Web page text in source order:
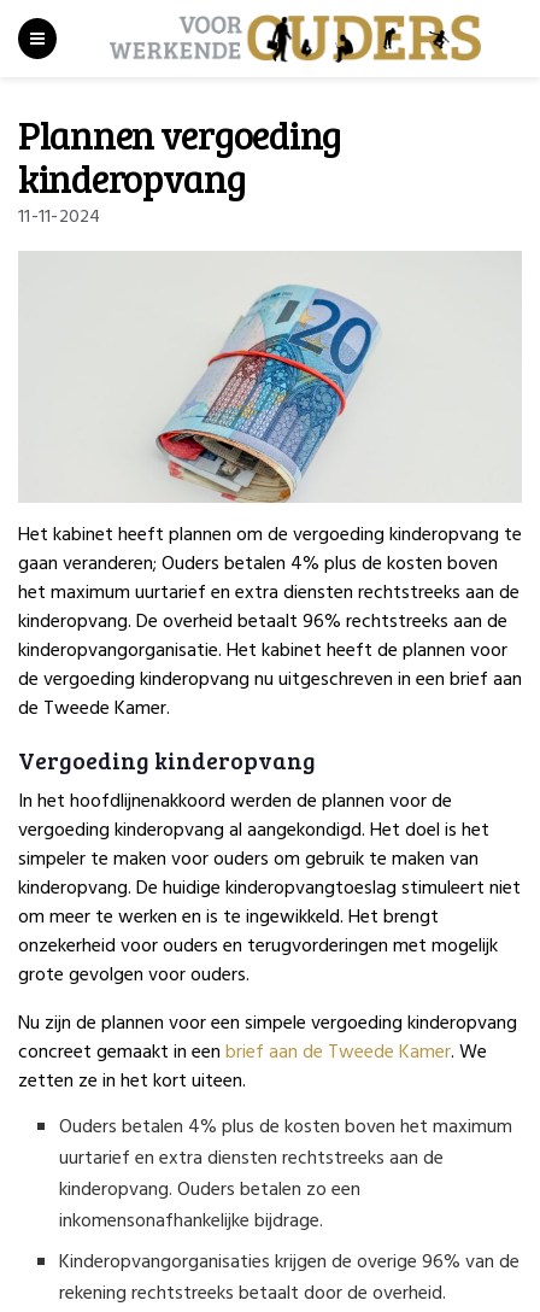
Plannen vergoeding
kinderopvang
11-11-2024
Het kabinet heeft plannen om de vergoeding kinderopvang te
gaan veranderen; Ouders betalen 4% plus de kosten boven
het maximum uurtarief en extra diensten rechtstreeks aan de
kinderopvang. De overheid betaalt 96% rechtstreeks aan de
kinderopvangorganisatie. Het kabinet heeft de plannen voor
de vergoeding kinderopvang nu uitgeschreven in een brief aan
de Tweede Kamer.
Vergoeding kinderopvang
In het hoofdlijnenakkoord werden de plannen voor de
vergoeding kinderopvang al aangekondigd. Het doel is het
simpeler te maken voor ouders om gebruik te maken van
kinderopvang. De huidige kinderopvangtoeslag stimuleert niet
om meer te werken en is te ingewikkeld. Het brengt
onzekerheid voor ouders en terugvorderingen met mogelijk
grote gevolgen voor ouders.
Nu zijn de plannen voor een simpele vergoeding kinderopvang
concreet gemaakt in eenbrief aan de Tweede Kamer. We
zetten ze in het kort uiteen.
Ouders betalen 4% plus de kosten boven het maximum
uurtarief en extra diensten rechtstreeks aan de
kinderopvang. Ouders betalen zo een
inkomensonafhankelijke bijdrage.
Kinderopvangorganisaties krijgen de overige 96% van de
rekening rechtstreeks betaalt door de overheid.